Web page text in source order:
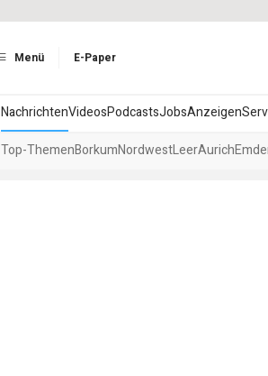
Menü E-Paper
NachrichtenVideosPodcastsJobsAnzeigen
Top-ThemenBorkumNordwestLeerAurich